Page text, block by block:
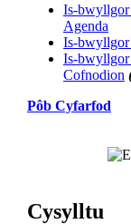
Is-bwyllgor
Agenda
Is-bwyllgor
Is-
Cofnodion
Pôb Cyfarfod
Cysylltu